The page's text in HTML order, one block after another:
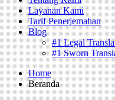
Layanan Kami
Tarif Penerjemahan
Blog
#1 Legal
#1 Sworn
Home
Beranda